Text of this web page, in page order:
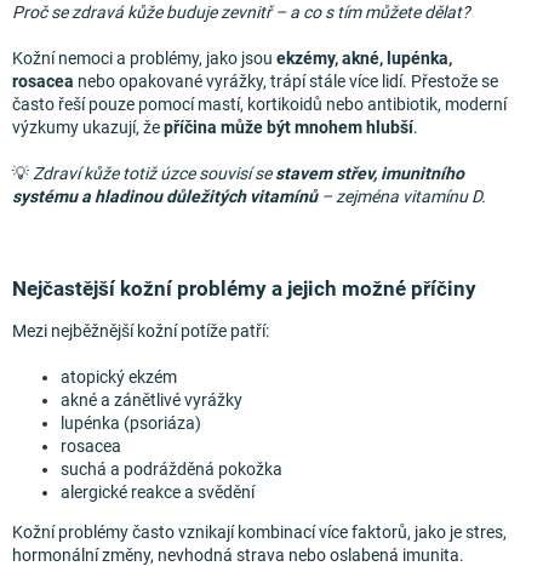
Proč se zdravá kůže buduje zevnitř – a co s tím můžete dělat?
Kožní nemoci a problémy, jako jsou ekzémy, akné, lupénka,
rosacea nebo opakované vyrážky, trápí stále více lidí. Přestože se
často řeší pouze pomocí mastí, kortikoidů nebo antibiotik, moderní
výzkumy ukazují, žepříčina může být mnohem hlubší.
💡 Zdraví kůže totiž úzce souvisí sestavem střev, imunitního
systému a hladinou důležitých vitamínů– zejména vitamínu D.
Nejčastější kožní problémy a jejich možné příčiny
Mezi nejběžnější kožní potíže patří:
atopický ekzém
akné a zánětlivé vyrážky
lupénka (psoriáza)
rosacea
suchá a podrážděná pokožka
alergické reakce a svědění
Kožní problémy často vznikají kombinací více faktorů, jako je stres,
hormonální změny, nevhodná strava nebo oslabená imunita.